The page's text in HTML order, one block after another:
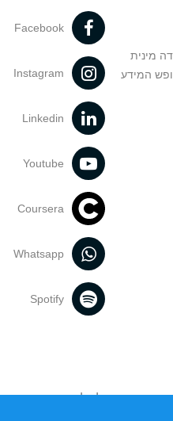
מינית
המידע
Facebook
Instagram
Linkedin
Youtube
Coursera
Whatsapp
Spotify
בתכנים אלה לדעתך מפר זכויות